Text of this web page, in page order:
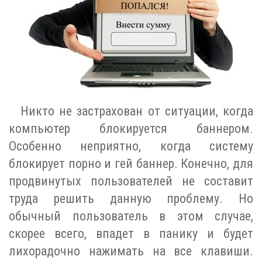
Никто не застрахован от ситуации, когда
компьютер блокируется баннером.
Особенно неприятно, когда систему
блокирует порно и гей баннер. Конечно, для
продвинутых пользователей не составит
труда решить данную проблему. Но
обычный пользователь в этом случае,
скорее всего, впадет в панику и будет
лихорадочно нажимать на все клавиши.